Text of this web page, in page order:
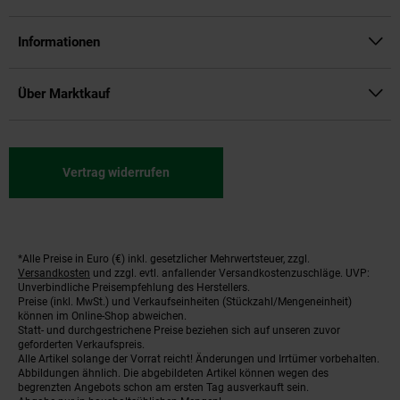
Informationen
Über Marktkauf
Vertrag widerrufen
Fußnoten
*Alle Preise in Euro (€) inkl. gesetzlicher Mehrwertsteuer, zzgl.
Versandkosten und zzgl. evtl. anfallender Versandkostenzuschläge. UVP:
Unverbindliche Preisempfehlung des Herstellers.
Preise (inkl. MwSt.) und Verkaufseinheiten (Stückzahl/Mengeneinheit)
können im Online-Shop abweichen.
Statt- und durchgestrichene Preise beziehen sich auf unseren zuvor
geforderten Verkaufspreis.
Alle Artikel solange der Vorrat reicht! Änderungen und Irrtümer vorbehalten.
Abbildungen ähnlich. Die abgebildeten Artikel können wegen des
begrenzten Angebots schon am ersten Tag ausverkauft sein.